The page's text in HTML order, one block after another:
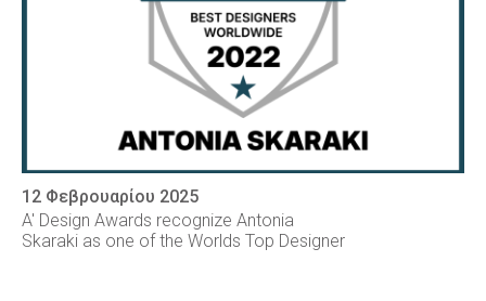
12 Φεβρουαρίου 2025
A' Design Awards recognize Antonia
Skaraki as one of the Worlds Top Designer